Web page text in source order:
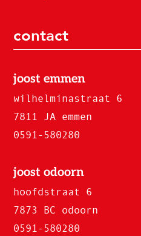
contact
joost emmen
wilhelminastraat 6
7811 JA emmen
0591-580280
joost odoorn
hoofdstraat 6
7873 BC odoorn
0591-580280